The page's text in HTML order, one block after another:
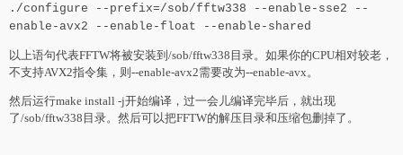
./configure --prefix=/sob/fftw338 --enable-sse2 --
enable-avx2 --enable-float --enable-shared
以上语句代表FFTW将被安装到/sob/fftw338目录。如果你的CPU相对较老，
不支持AVX2指令集，则--enable-avx2需要改为--enable-avx。
然后运行make install -j开始编译，过一会儿编译完毕后，就出现
了/sob/fftw338目录。然后可以把FFTW的解压目录和压缩包删掉了。